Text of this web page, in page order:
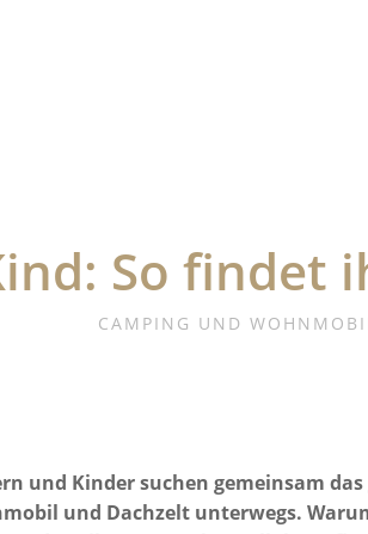
So findet
CAMPING UND
und Kinder suchen gemeinsam das
und Dachzelt unterwegs.